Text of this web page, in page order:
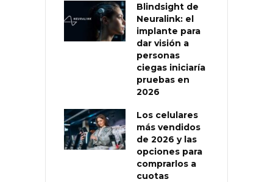
Blindsight de
Neuralink: el
implante para
dar visión a
personas
ciegas iniciaría
pruebas en
2026
Los celulares
más vendidos
de 2026 y las
opciones para
comprarlos a
cuotas